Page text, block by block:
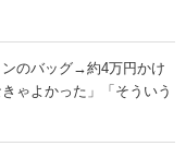
のバッグ→約4万円かけ
ゃよかった」「そういう